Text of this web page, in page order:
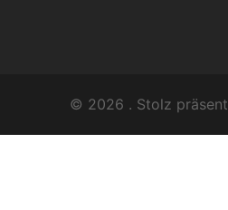
© 2026 . Stolz